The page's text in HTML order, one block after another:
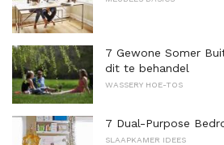
7 Gewone Somer
dit te behandel
WASSERY HOE-TOS
7 Dual-Purpose
SLAAPKAMER IDEES